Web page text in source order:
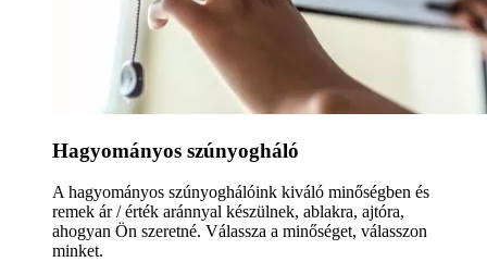
Hagyományos szúnyogháló
A hagyományos szúnyoghálóink kiváló minőségben és
remek ár / érték aránnyal készülnek, ablakra, ajtóra,
ahogyan Ön szeretné. Válassza a minőséget, válasszon
minket.